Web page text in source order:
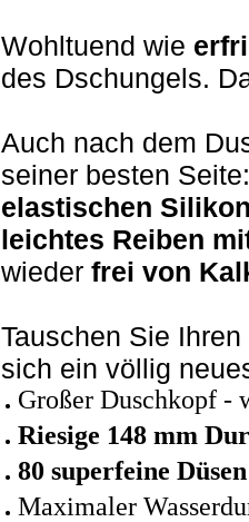
Wohltuend wie
des Dschungels.
Auch nach dem
seiner besten
elastischen
leichtes Reiben
wieder frei von
Tauschen Sie
sich ein völlig
Großer Duschkopf -
Riesige 148 mm
80 superfeine Düsen
Maximaler